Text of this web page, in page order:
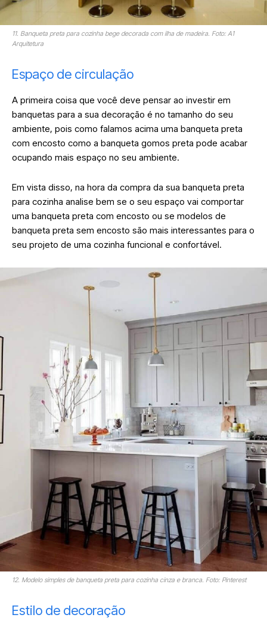
11. Banqueta preta para cozinha bege decorada com ilha de madeira. Foto: A1
Arquitetura
Espaço de circulação
A primeira coisa que você deve pensar ao investir em
banquetas para a sua decoração é no tamanho do seu
ambiente, pois como falamos acima uma banqueta preta
com encosto como a banqueta gomos preta pode acabar
ocupando mais espaço no seu ambiente.
Em vista disso, na hora da compra da sua banqueta preta
para cozinha analise bem se o seu espaço vai comportar
uma banqueta preta com encosto ou se modelos de
banqueta preta sem encosto são mais interessantes para o
seu projeto de uma cozinha funcional e confortável.
12. Modelo simples de banqueta preta para cozinha cinza e branca. Foto: Pinterest
Estilo de decoração